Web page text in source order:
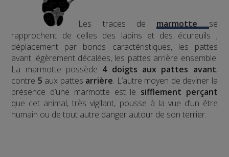
Les traces demarmotte
se
rapprochent de celles des lapins et des écureuils ;
déplacement par bonds caractéristiques, les pattes
avant légèrement décalées, les pattes arrière ensemble.
La marmotte possède 4 doigts aux pattes avant,
contre 5 aux pattes arrière. L’autre moyen de deviner la
présence d’une marmotte est le sifflement perçant
que cet animal, très vigilant, pousse à la vue d’un être
humain ou de tout autre danger autour de son terrier.